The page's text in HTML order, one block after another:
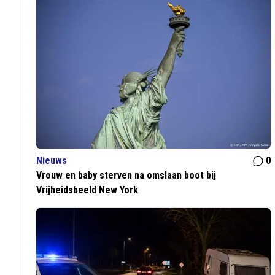
Nieuws
0
Vrouw en baby sterven na omslaan boot bij
Vrijheidsbeeld New York